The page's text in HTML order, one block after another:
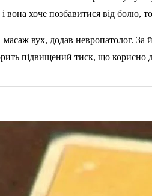
хоче позбавитися від болю,
масаж вух, додав невропатолог.
підвищений тиск, що корисно